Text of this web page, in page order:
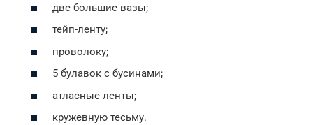
две большие вазы;
тейп-ленту;
проволоку;
5 булавок с бусинами;
атласные ленты;
кружевную тесьму.